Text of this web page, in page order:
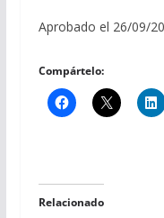
Aprobado el 26/09/
Compártelo:
Relacionado